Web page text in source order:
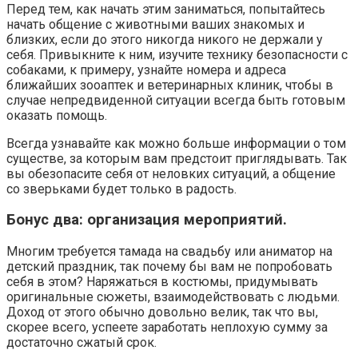
Перед тем, как начать этим заниматься, попытайтесь
начать общение с животными ваших знакомых и
близких, если до этого никогда никого не держали у
себя. Привыкните к ним, изучите технику безопасности с
собаками, к примеру, узнайте номера и адреса
ближайших зооаптек и ветеринарных клиник, чтобы в
случае непредвиденной ситуации всегда быть готовым
оказать помощь.
Всегда узнавайте как можно больше информации о том
существе, за которым вам предстоит приглядывать. Так
вы обезопасите себя от неловких ситуаций, а общение
со зверьками будет только в радость.
Бонус два: организация мероприятий.
Многим требуется тамада на свадьбу или аниматор на
детский праздник, так почему бы вам не попробовать
себя в этом? Наряжаться в костюмы, придумывать
оригинальные сюжеты, взаимодействовать с людьми.
Доход от этого обычно довольно велик, так что вы,
скорее всего, успеете заработать неплохую сумму за
достаточно сжатый срок.